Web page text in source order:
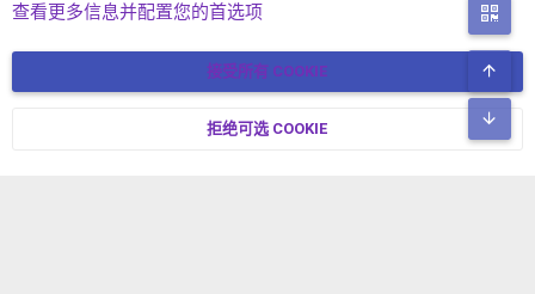
简体中文 联系我们
© COPYRIGHT 2017-2026 XENFORO中文社区 版权所有 冀ICP备
查看更多信息并配置您的首选项
接受所有 COOKIE
拒绝可选 COOKIE